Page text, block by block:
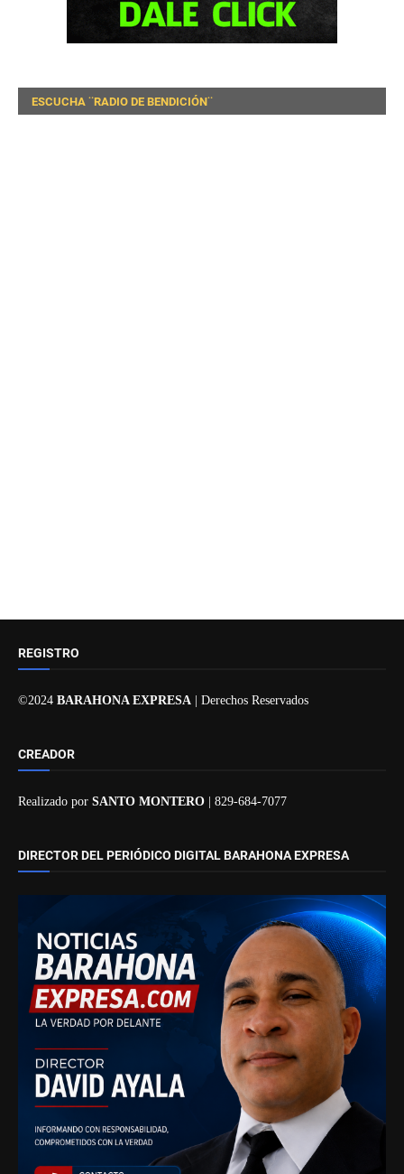
ESCUCHA ¨RADIO DE BENDICIÓN¨
REGISTRO
©2024 BARAHONA EXPRESA | Derechos Reservados
CREADOR
Realizado por SANTO MONTERO | 829-684-7077
DIRECTOR DEL PERIÓDICO DIGITAL BARAHONA EXPRESA